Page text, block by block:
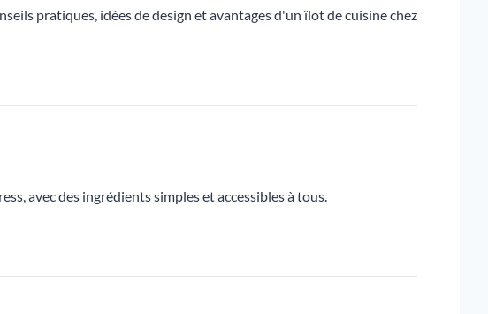
pratiques, idées de design et avantages d'un îlot de cuisine chez
avec des ingrédients simples et accessibles à tous.